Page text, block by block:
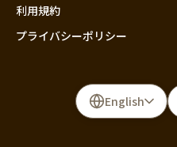
利用規約
プライバシーポリシー
English